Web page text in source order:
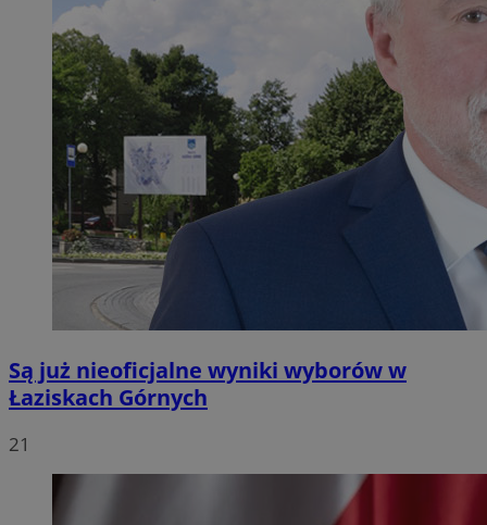
Są już nieoficjalne wyniki wyborów w
Łaziskach Górnych
21